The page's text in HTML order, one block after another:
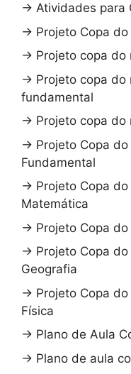
→ Atividades para
→ Projeto Copa
→ Projeto copa do
→ Projeto copa do
fundamental
→ Projeto copa do
→ Projeto Copa
Fundamental
→ Projeto Copa
Matemática
→ Projeto Copa
→ Projeto Copa
Geografia
→ Projeto Copa
Física
→ Plano de Aula
→ Plano de aula